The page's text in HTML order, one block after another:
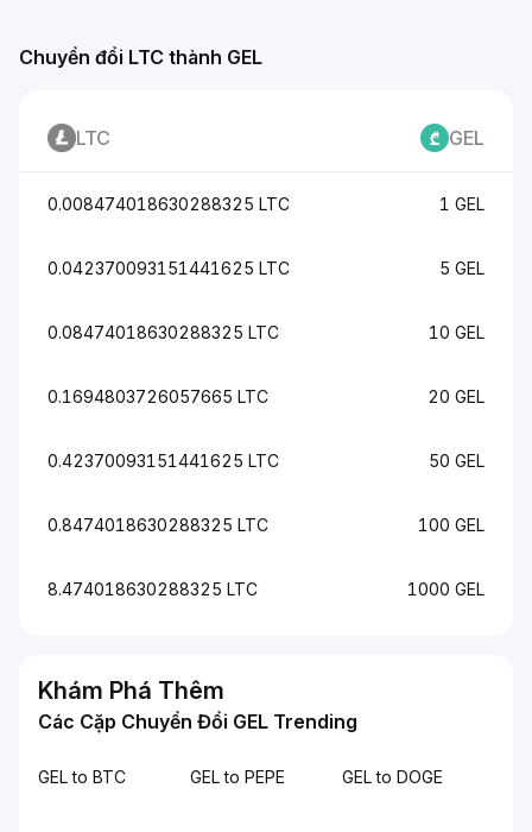
Chuyển đổi LTC thành GEL
LTC GEL
0.008474018630288325 LTC 1 GEL
0.042370093151441625 LTC 5 GEL
0.08474018630288325 LTC 10 GEL
0.1694803726057665 LTC 20 GEL
0.42370093151441625 LTC 50 GEL
0.8474018630288325 LTC 100 GEL
8.474018630288325 LTC 1000 GEL
Khám Phá Thêm
Các Cặp Chuyển Đổi GEL Trending
GEL to BTC GEL to PEPE GEL to DOGE